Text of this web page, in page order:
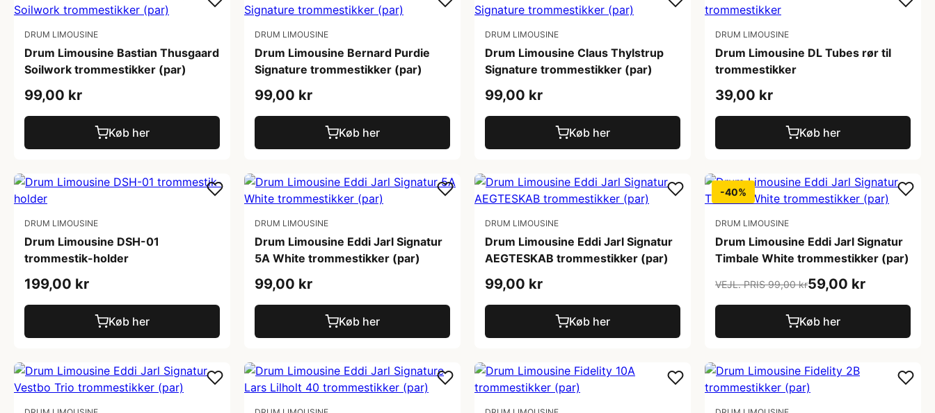
DRUM LIMOUSINE
Drum Limousine Bastian Thusgaard
Soilwork trommestikker (par)
99,00 kr
Køb her
DRUM LIMOUSINE
Drum Limousine Bernard Purdie
Signature trommestikker (par)
99,00 kr
Køb her
DRUM LIMOUSINE
Drum Limousine Claus Thylstrup
Signature trommestikker (par)
99,00 kr
Køb her
DRUM LIMOUSINE
Drum Limousine DL Tubes rør til
trommestikker
39,00 kr
Køb her
DRUM LIMOUSINE
Drum Limousine DSH-01
trommestik-holder
199,00 kr
Køb her
DRUM LIMOUSINE
Drum Limousine Eddi Jarl Signatur
5A White trommestikker (par)
99,00 kr
Køb her
DRUM LIMOUSINE
Drum Limousine Eddi Jarl Signatur
AEGTESKAB trommestikker (par)
99,00 kr
Køb her
-40%
DRUM LIMOUSINE
Drum Limousine Eddi Jarl Signatur
Timbale White trommestikker (par)
VEJL. PRIS 99,00 kr59,00 kr
Køb her